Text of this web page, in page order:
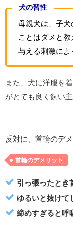
犬の習性
母親犬は、子
ことはダメと
与える刺激によ
また、犬に洋服を
がとても良く飼い
反対に、首輪のデ
首輪のデメリット
引っ張ったとき
ゆるいと抜けて
締めすぎると呼